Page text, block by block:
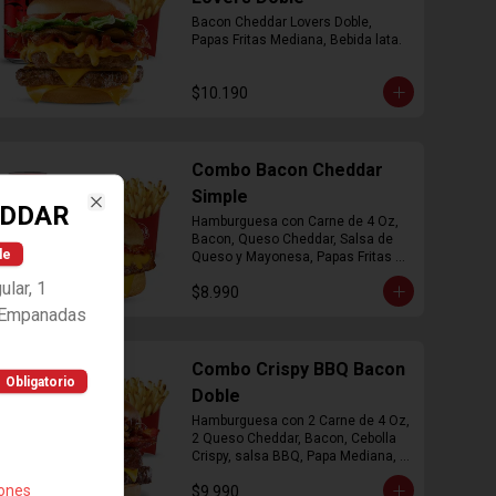
Bacon Cheddar Lovers Doble,
Papas Fritas Mediana, Bebida lata.
$10.190
Combo Bacon Cheddar
Simple
Hamburguesa con Carne de 4 Oz,
Bacon, Queso Cheddar, Salsa de
Queso y Mayonesa, Papas Fritas
$8.990
Combo Crispy BBQ Bacon
Doble
Hamburguesa con 2 Carne de 4 Oz,
2 Queso Cheddar, Bacon, Cebolla
Crispy, salsa BBQ, Papa Mediana,
$9.990
1
Obligatorio
Close